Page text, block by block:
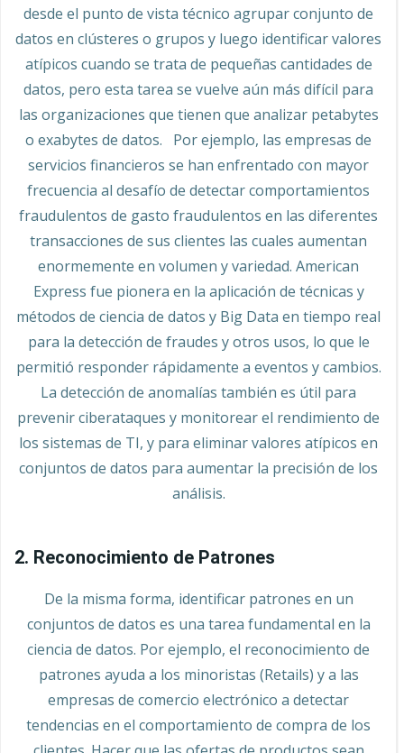
desde el punto de vista técnico agrupar conjunto de
datos en clústeres o grupos y luego identificar valores
atípicos cuando se trata de pequeñas cantidades de
datos, pero esta tarea se vuelve aún más difícil para
las organizaciones que tienen que analizar petabytes
o exabytes de datos. Por ejemplo, las empresas de
servicios financieros se han enfrentado con mayor
frecuencia al desafío de detectar comportamientos
fraudulentos de gasto fraudulentos en las diferentes
transacciones de sus clientes las cuales aumentan
enormemente en volumen y variedad. American
Express fue pionera en la aplicación de técnicas y
métodos de ciencia de datos y Big Data en tiempo real
para la detección de fraudes y otros usos, lo que le
permitió responder rápidamente a eventos y cambios.
La detección de anomalías también es útil para
prevenir ciberataques y monitorear el rendimiento de
los sistemas de TI, y para eliminar valores atípicos en
conjuntos de datos para aumentar la precisión de los
análisis.
2. Reconocimiento de Patrones
De la misma forma, identificar patrones en un
conjuntos de datos es una tarea fundamental en la
ciencia de datos. Por ejemplo, el reconocimiento de
patrones ayuda a los minoristas (Retails) y a las
empresas de comercio electrónico a detectar
tendencias en el comportamiento de compra de los